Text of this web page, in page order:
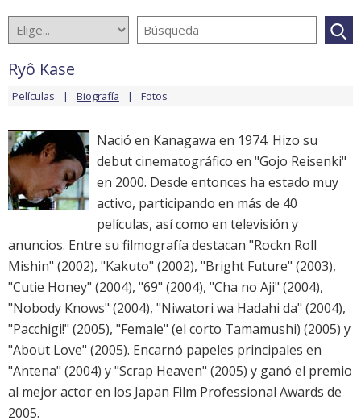
Ryô Kase
Películas Biografía Fotos
Nació en Kanagawa en 1974. Hizo su
debut cinematográfico en "Gojo Reisenki"
en 2000. Desde entonces ha estado muy
activo, participando en más de 40
películas, así como en televisión y
anuncios. Entre su filmografía destacan "Rockn Roll
Mishin" (2002), "Kakuto" (2002), "Bright Future" (2003),
"Cutie Honey" (2004), "69" (2004), "Cha no Aji" (2004),
"Nobody Knows" (2004), "Niwatori wa Hadahi da" (2004),
"Pacchigi!" (2005), "Female" (el corto Tamamushi) (2005) y
"About Love" (2005). Encarnó papeles principales en
"Antena" (2004) y "Scrap Heaven" (2005) y ganó el premio
al mejor actor en los Japan Film Professional Awards de
2005.